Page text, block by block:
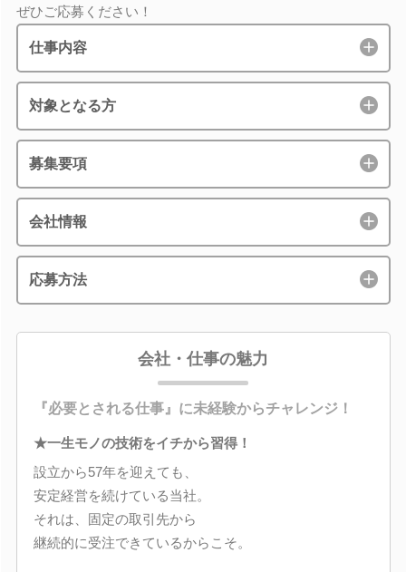
ぜひご応募ください！
仕事内容
対象となる方
募集要項
会社情報
応募方法
会社・仕事の魅力
『必要とされる仕事』に未経験からチャレンジ！
★一生モノの技術をイチから習得！
設立から57年を迎えても、
安定経営を続けている当社。
それは、固定の取引先から
継続的に受注できているからこそ。